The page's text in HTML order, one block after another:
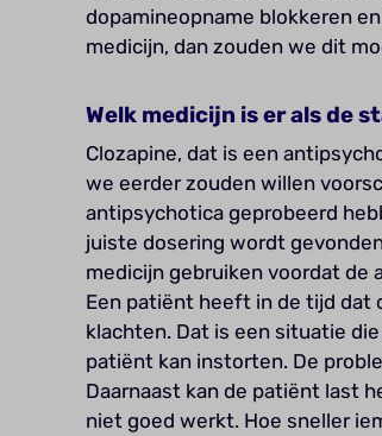
dopamineopname blokkeren
medicijn, dan zouden we dit
Welk medicijn is er als de
Clozapine, dat is een
we eerder zouden willen
antipsychotica geprobeerd
juiste dosering wordt
medicijn gebruiken voordat de
Een patiënt heeft in de tijd
klachten. Dat is een situatie
patiënt kan instorten. De
Daarnaast kan de patiënt last
niet goed werkt. Hoe sneller